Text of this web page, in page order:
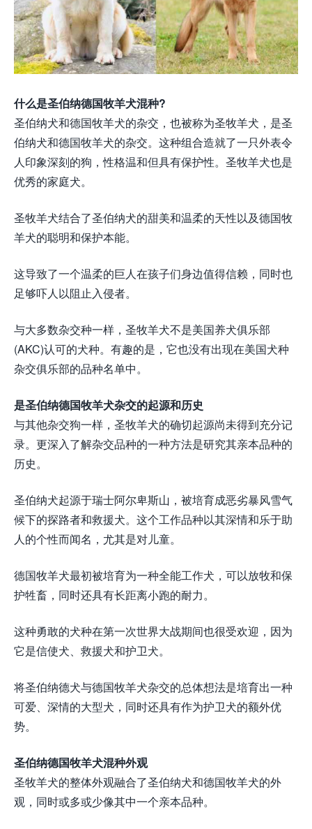
什么是圣伯纳德国牧羊犬混种?
圣伯纳犬和德国牧羊犬的杂交，也被称为圣牧羊犬，是圣
伯纳犬和德国牧羊犬的杂交。这种组合造就了一只外表令
人印象深刻的狗，性格温和但具有保护性。圣牧羊犬也是
优秀的家庭犬。
圣牧羊犬结合了圣伯纳犬的甜美和温柔的天性以及德国牧
羊犬的聪明和保护本能。
这导致了一个温柔的巨人在孩子们身边值得信赖，同时也
足够吓人以阻止入侵者。
与大多数杂交种一样，圣牧羊犬不是美国养犬俱乐部
(AKC)认可的犬种。有趣的是，它也没有出现在美国犬种
杂交俱乐部的品种名单中。
是圣伯纳德国牧羊犬杂交的起源和历史
与其他杂交狗一样，圣牧羊犬的确切起源尚未得到充分记
录。更深入了解杂交品种的一种方法是研究其亲本品种的
历史。
圣伯纳犬起源于瑞士阿尔卑斯山，被培育成恶劣暴风雪气
候下的探路者和救援犬。这个工作品种以其深情和乐于助
人的个性而闻名，尤其是对儿童。
德国牧羊犬最初被培育为一种全能工作犬，可以放牧和保
护牲畜，同时还具有长距离小跑的耐力。
这种勇敢的犬种在第一次世界大战期间也很受欢迎，因为
它是信使犬、救援犬和护卫犬。
将圣伯纳德犬与德国牧羊犬杂交的总体想法是培育出一种
可爱、深情的大型犬，同时还具有作为护卫犬的额外优
势。
圣伯纳德国牧羊犬混种外观
圣牧羊犬的整体外观融合了圣伯纳犬和德国牧羊犬的外
观，同时或多或少像其中一个亲本品种。